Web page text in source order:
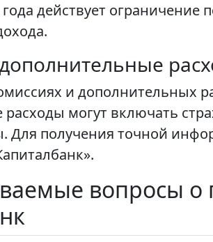
действует ограничение
и дополнительных
могут включать
Для получения точной
вопросы о